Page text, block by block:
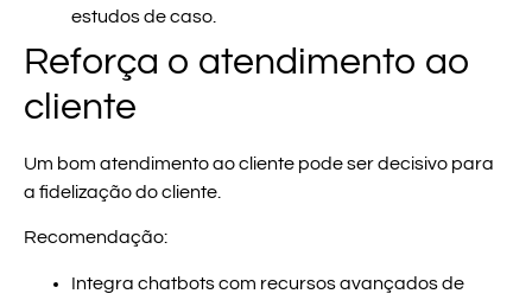
estudos de caso.
Reforça o atendimento ao
cliente
Um bom atendimento ao cliente pode ser decisivo para
a fidelização do cliente.
Recomendação:
Integra chatbots com recursos avançados de